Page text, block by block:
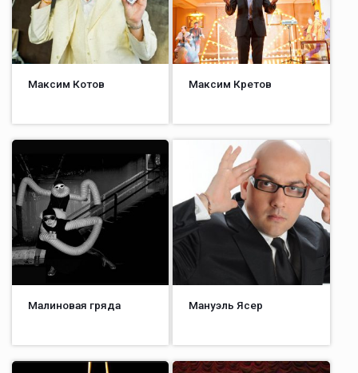
Максим Котов Максим Кретов
Малиновая гряда Мануэль Ясер